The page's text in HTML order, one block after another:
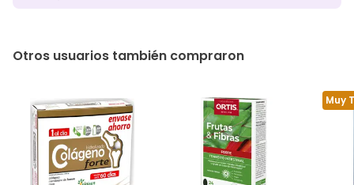
Otros usuarios también compraron
Muy